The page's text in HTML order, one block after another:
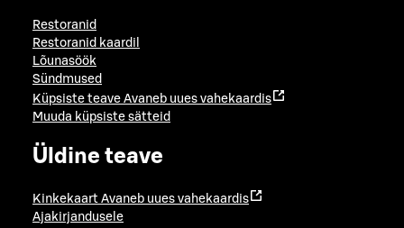
Restoranid
Restoranid kaardil
Lõunasöök
Sündmused
Küpsiste teave Avaneb uues vahekaardis
Muuda küpsiste sätteid
Üldine teave
Kinkekaart Avaneb uues vahekaardis
Ajakirjandusele